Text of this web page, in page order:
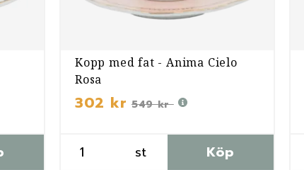
Kopp med fat - Anima Cielo
Rosa
302 kr 549 kr
st Köp